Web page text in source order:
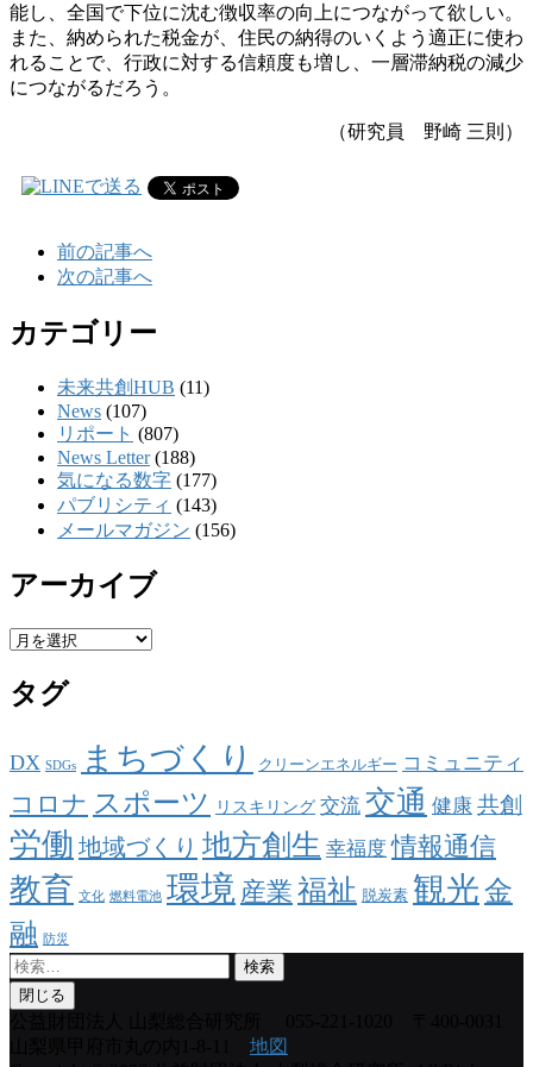
能し、全国で下位に沈む徴収率の向上につながって欲しい。
また、納められた税金が、住民の納得のいくよう適正に使わ
れることで、行政に対する信頼度も増し、一層滞納税の減少
につながるだろう。
（研究員 野崎 三則）
前の記事へ
次の記事へ
カテゴリー
未来共創HUB (11)
News (107)
リポート (807)
News Letter(188)
気になる数字 (177)
パブリシティ (143)
メールマガジン (156)
アーカイブ
ア
カ
イ
タグ
DX SDGs まちづくり クリーンエネルギー コミュニティ
コロナ スポーツ リスキリング 交流 交通 健康 共創
労働 地域づくり 地方創生 幸福度 情報通信
教育 文化 燃料電池 環境 産業 福祉 脱炭素 観光金
融
防災
検
索:閉じる
地図